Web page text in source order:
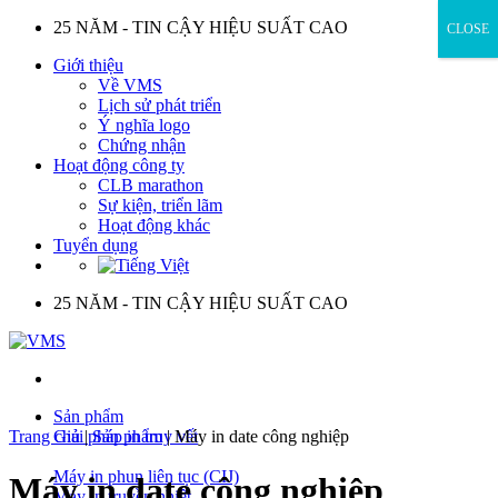
Skip
content
25 NĂM - TIN CẬY HIỆU SUẤT CAO
Giới thiệu
Về VMS
Lịch sử phát triển
Ý nghĩa logo
Chứng nhận
Hoạt động công ty
CLB marathon
Sự kiện, triển lãm
Hoạt động khác
Tuyển dụng
25 NĂM - TIN CẬY HIỆU SUẤT CAO
Sản phẩm
Giải pháp in truy vết
Máy in phun liên tục (CIJ)
Trang chủ|Sản phẩm|Máy in date công nghiệp
CLOSE